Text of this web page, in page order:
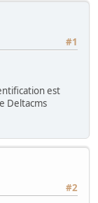
#1
est
Deltacms
#2